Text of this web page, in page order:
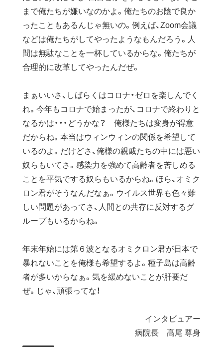
まで俺たちが嫌いなのかよ。俺たちのお陰で良か
ったこともあるんじゃ無いの。例えば、Zoom会議
などは俺たちがしてやったようなもんだろう。人
間は無駄なことを一杯しているからな。俺たちが
合理的に改革してやったんだぜ。
まぁいいさ、しばらくはコロナ・ゼロを楽しんでく
れ。今年もコロナで始まったが、コロナで終わりと
なるかは・・・どうかな？ 俺様たちは変身が得意
だからね。本当はウィンウィンの関係を希望して
いるのよ。だけどさ、俺様の親戚たちの中には悪い
奴らもいてさ。感染力を強めて高齢者を苦しめる
ことを平気でする奴らもいるからね。ほら、オミク
ロン君がそうなんだなぁ。ウイルス世界も色々難
しい問題があってさ、人間との共存に反対するグ
ループもいるからね。
年末年始には第６波となるオミクロン君が日本で
暴れないことを俺様も希望するよ。種子島は高齢
者が多いからなぁ。気を緩めないことが肝要だ
ぜ。じゃ、頑張ってな！
インタビュアー
病院長 髙尾 尊身